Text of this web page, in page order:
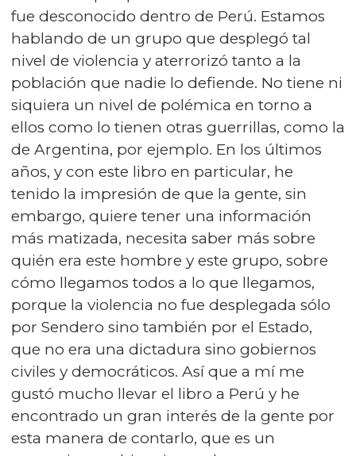
fue desconocido dentro de Perú. Estamos
hablando de un grupo que desplegó tal
nivel de violencia y aterrorizó tanto a la
población que nadie lo defiende. No tiene ni
siquiera un nivel de polémica en torno a
ellos como lo tienen otras guerrillas, como la
de Argentina, por ejemplo. En los últimos
años, y con este libro en particular, he
tenido la impresión de que la gente, sin
embargo, quiere tener una información
más matizada, necesita saber más sobre
quién era este hombre y este grupo, sobre
cómo llegamos todos a lo que llegamos,
porque la violencia no fue desplegada sólo
por Sendero sino también por el Estado,
que no era una dictadura sino gobiernos
civiles y democráticos. Así que a mí me
gustó mucho llevar el libro a Perú y he
encontrado un gran interés de la gente por
esta manera de contarlo, que es un